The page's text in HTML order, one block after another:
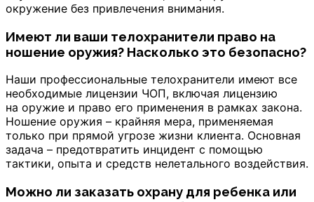
окружение без привлечения внимания.
Имеют ли ваши телохранители право на
ношение оружия? Насколько это безопасно?
Наши профессиональные телохранители имеют все
необходимые лицензии ЧОП, включая лицензию
на оружие и право его применения в рамках закона.
Ношение оружия – крайняя мера, применяемая
только при прямой угрозе жизни клиента. Основная
задача – предотвратить инцидент с помощью
тактики, опыта и средств нелетального воздействия.
Можно ли заказать охрану для ребенка или